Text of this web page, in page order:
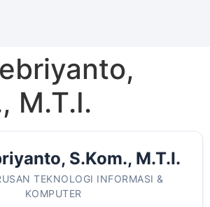
M.T.I.
S.Kom., M.T.I.
TEKNOLOGI INFORMASI &
KOMPUTER